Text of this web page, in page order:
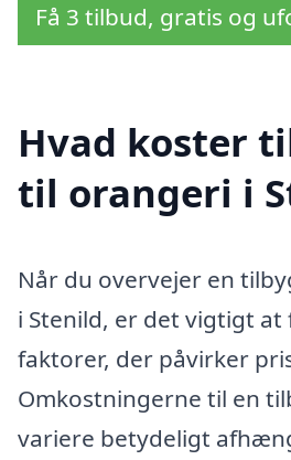
Få 3 tilbud, gratis og
Hvad koster
til orangeri i
Når du overvejer en
i Stenild, er det vigtigt at
faktorer, der påvirker
Omkostningerne til en
variere betydeligt